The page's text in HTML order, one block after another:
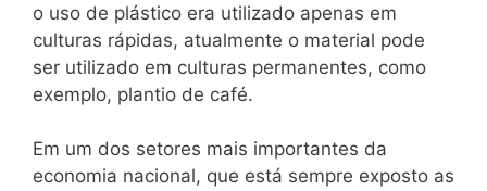
o uso de plástico era utilizado apenas em
culturas rápidas, atualmente o material pode
ser utilizado em culturas permanentes, como
exemplo, plantio de café.
Em um dos setores mais importantes da
economia nacional, que está sempre exposto as